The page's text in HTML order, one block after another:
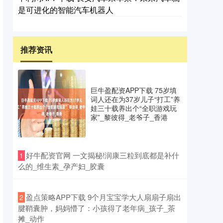
是可进化的智能汽车机器人
推荐资讯
巨牛盈配资APP下载 75岁填
词人还在为37岁儿子“打工”养
娃三十载养出个“全职游戏玩
家”_黎彼得_老爷子_香港
1 ​好牛配资官网 一文揭秘!润康三粒到底都是补什
么的_维生素_孕产妇_胶囊
2 ​盈点策略APP下载 9个月宝宝学大人扇扇子扇出
腱鞘囊肿，妈妈懵了：小孩得了老年病_孩子_茶
摊_动作